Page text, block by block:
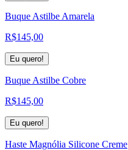
Buque Astilbe Amarela
R$145,00
Eu quero!
Buque Astilbe Cobre
R$145,00
Eu quero!
Haste Magnólia Silicone Creme